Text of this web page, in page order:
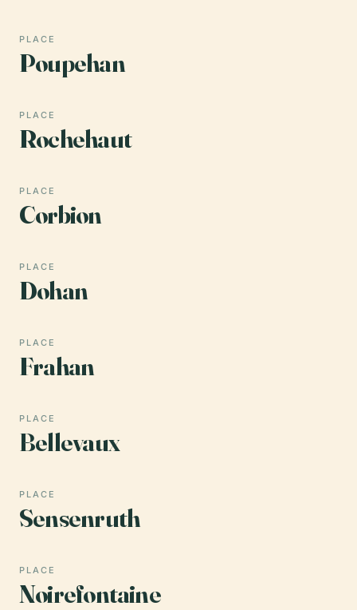
PLACE
Poupehan
PLACE
Rochehaut
PLACE
Corbion
PLACE
Dohan
PLACE
Frahan
PLACE
Bellevaux
PLACE
Sensenruth
PLACE
Noirefontaine